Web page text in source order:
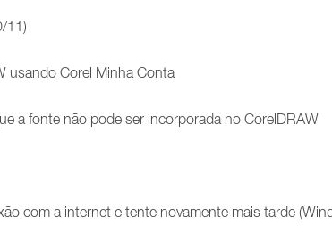
11)
usando Corel Minha Conta
a fonte não pode ser incorporada no CorelDRAW
com a internet e tente novamente mais tarde